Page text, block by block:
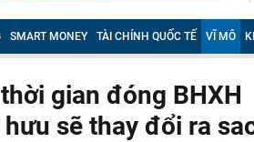
2003 và Vi Thị Hòe SN 2004
Lời khuyên khiến nhiều cha mẹ
SMART MONEY TÀI CHÍNH QUỐC TẾ VĨ MÔ
gian đóng BHXH
sẽ thay đổi ra